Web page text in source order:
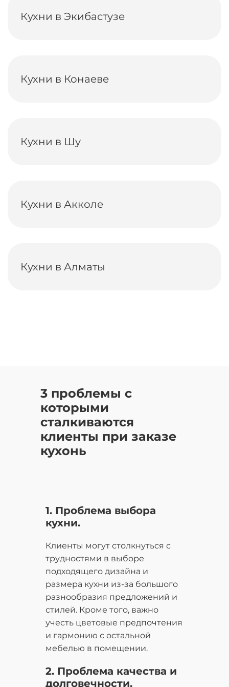
Кухни в Экибастузе
Кухни в Конаеве
Кухни в Шу
Кухни в Акколе
Кухни в Алматы
3 проблемы с
которыми
сталкиваются
клиенты при заказе
кухонь
1. Проблема выбора
кухни.
Клиенты могут столкнуться с
трудностями в выборе
подходящего дизайна и
размера кухни из-за большого
разнообразия предложений и
стилей. Кроме того, важно
учесть цветовые предпочтения
и гармонию с остальной
мебелью в помещении.
2. Проблема качества и
долговечности.